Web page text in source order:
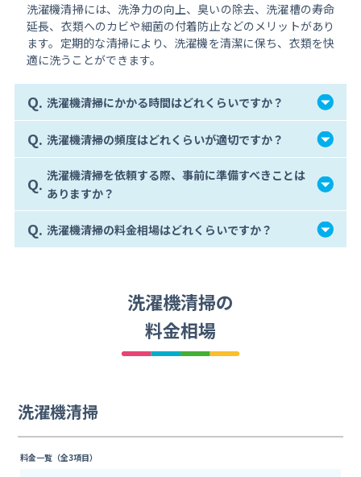
洗濯機清掃には、洗浄力の向上、臭いの除去、洗濯槽の寿命
延長、衣類へのカビや細菌の付着防止などのメリットがあり
ます。定期的な清掃により、洗濯機を清潔に保ち、衣類を快
適に洗うことができます。
Q. 洗濯機清掃にかかる時間はどれくらいですか？
Q. 洗濯機清掃の頻度はどれくらいが適切ですか？
Q. 洗濯機清掃を依頼する際、事前に準備すべきことは
ありますか？
Q. 洗濯機清掃の料金相場はどれくらいですか？
洗濯機清掃の
料金相場
洗濯機清掃
料金一覧（全3項目）